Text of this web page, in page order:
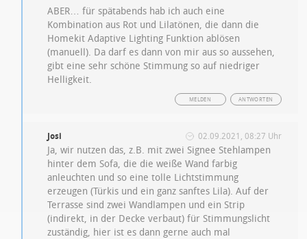
ABER… für spätabends hab ich auch eine
Kombination aus Rot und Lilatönen, die dann die
Homekit Adaptive Lighting Funktion ablösen
(manuell). Da darf es dann von mir aus so aussehen,
gibt eine sehr schöne Stimmung so auf niedriger
Helligkeit.
ANTWORTEN
MELDEN
Josi 02.09.2021, 08:27 Uhr
Ja, wir nutzen das, z.B. mit zwei Signee Stehlampen
hinter dem Sofa, die die weiße Wand farbig
anleuchten und so eine tolle Lichtstimmung
erzeugen (Türkis und ein ganz sanftes Lila). Auf der
Terrasse sind zwei Wandlampen und ein Strip
(indirekt, in der Decke verbaut) für Stimmungslicht
zuständig, hier ist es dann gerne auch mal